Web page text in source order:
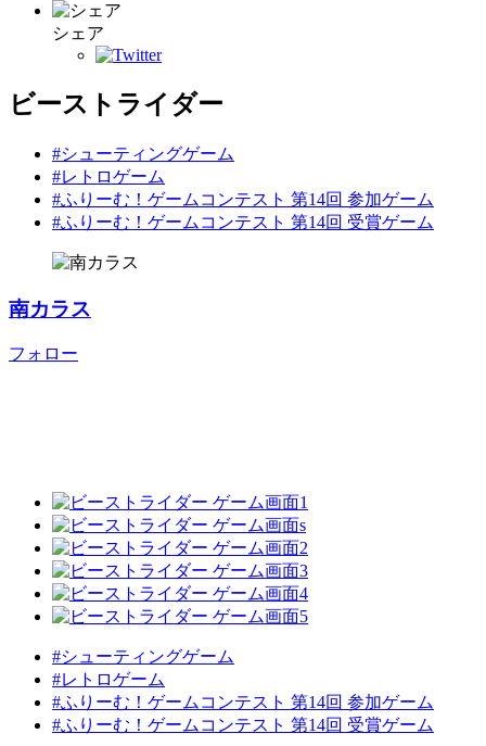
シェア
ビーストライダー
#シューティングゲーム
#レトロゲーム
#ふりーむ！ゲームコンテスト 第14回 参加ゲーム
#ふりーむ！ゲームコンテスト 第14回 受賞ゲーム
南カラス
フォロー
#シューティングゲーム
#レトロゲーム
#ふりーむ！ゲームコンテスト 第14回 参加ゲーム
#ふりーむ！ゲームコンテスト 第14回 受賞ゲーム